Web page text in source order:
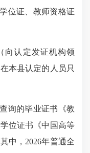
位证、教师资格证
认定发证机构领
本县认定的人员只
询的毕业证书《教
位证书《中国高等
中，2026年普通全